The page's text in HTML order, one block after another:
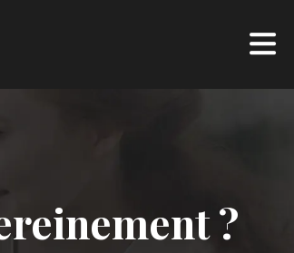
?